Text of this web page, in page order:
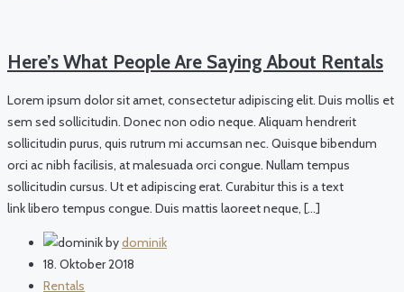
Here’s What People Are Saying About Rentals
Lorem ipsum dolor sit amet, consectetur adipiscing elit. Duis mollis et
sem sed sollicitudin. Donec non odio neque. Aliquam hendrerit
sollicitudin purus, quis rutrum mi accumsan nec. Quisque bibendum
orci ac nibh facilisis, at malesuada orci congue. Nullam tempus
sollicitudin cursus. Ut et adipiscing erat. Curabitur this is a text
link libero tempus congue. Duis mattis laoreet neque, […]
bydominik
18. Oktober 2018
Rentals